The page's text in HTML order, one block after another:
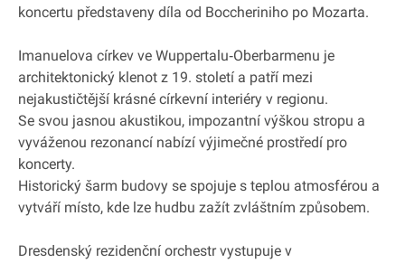
koncertu představeny díla od Boccheriniho po Mozarta.
Imanuelova církev ve Wuppertalu‐Oberbarmenu je
architektonický klenot z 19. století a patří mezi
nejakustičtější krásné církevní interiéry v regionu.
Se svou jasnou akustikou, impozantní výškou stropu a
vyváženou rezonancí nabízí výjimečné prostředí pro
koncerty.
Historický šarm budovy se spojuje s teplou atmosférou a
vytváří místo, kde lze hudbu zažít zvláštním způsobem.
Dresdenský rezidenční orchestr vystupuje v